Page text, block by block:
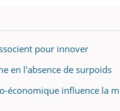
pour innover
en l'absence de surpoids
économique influence la